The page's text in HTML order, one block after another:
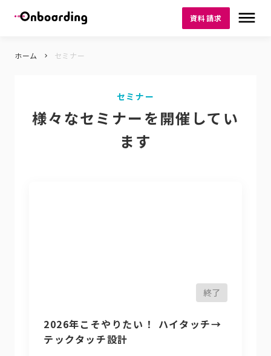
資料請求 dehaze
ホーム keyboard_arrow_right セミナー
セミナー
様々なセミナーを開催してい
ます
終了
2026年こそやりたい！ ハイタッチ→
テックタッチ設計